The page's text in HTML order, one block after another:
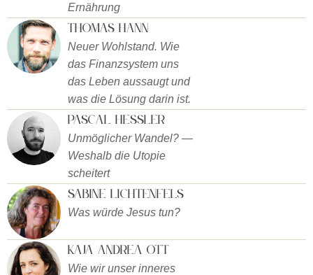
Ernährung
Thomas Hann
Neuer Wohlstand. Wie
das Finanzsystem uns
das Leben aussaugt und
was die Lösung darin ist.
Pascal Hessler
Unmöglicher Wandel? —
Weshalb die Utopie
scheitert
Sabine Lichtenfels
Was würde Jesus tun?
Kaja Andrea Ott
Wie wir unser inneres